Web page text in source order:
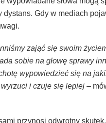
Gdy w mediach
zająć się swoim
sobie na głowę sprawy
wypowiedzieć się na
i czuje się lepiej –
przynosi odwrotny